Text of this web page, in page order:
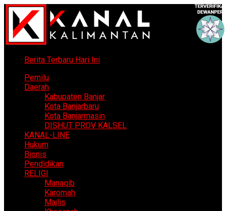
Berita Terbaru Hari Ini
Pemilu
Daerah
Kabupaten Banjar
Kota Banjarbaru
Kota Banjarmasin
DISHUT PROV KALSEL
KANAL-LINE
Hukum
Bisnis
Pendidikan
RELIGI
Manaqib
Karomah
Majlis